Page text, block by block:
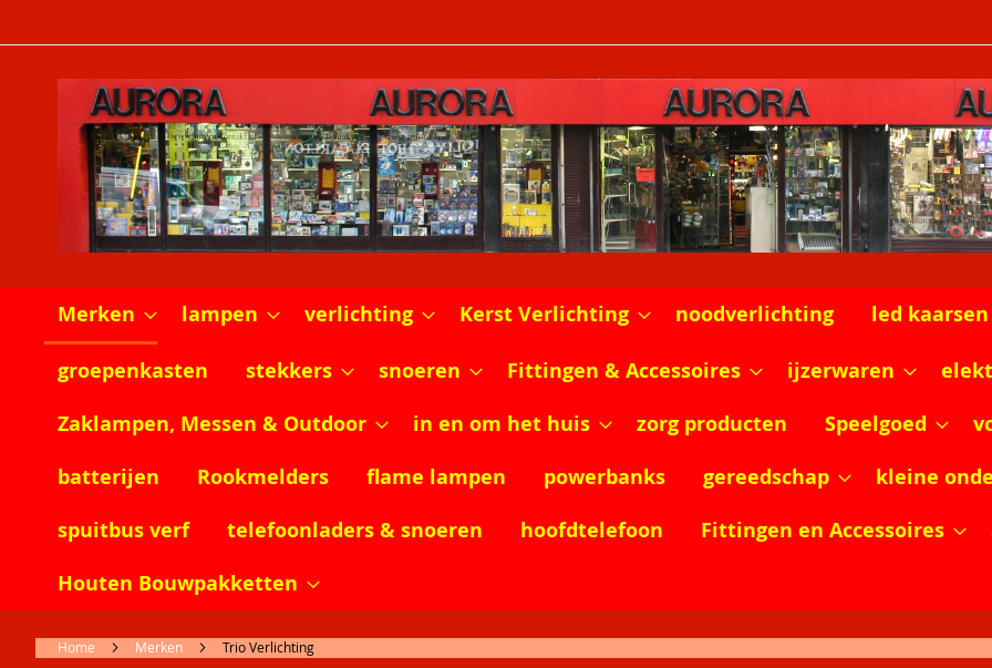
naar
inhoud
Merken lampen verlichting Kerst Verlichting noodverlichting led kaarsen
groepenkasten stekkers snoeren Fittingen & Accessoires ijzerwaren
Zaklampen, Messen & Outdoor
in en om het huis zorg producten Speelgoed
batterijen
Rookmelders flame lampen powerbanks gereedschap kleine
spuitbus verf
telefoonladers & snoeren hoofdtelefoon Fittingen en Accessoires
Houten Bouwpakketten
Home Merken Trio Verlichting